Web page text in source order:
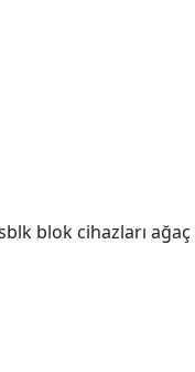
blok cihazları